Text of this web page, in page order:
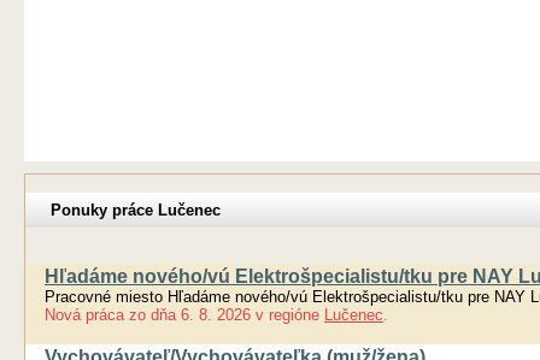
Ponuky práce Lučenec
Hľadáme nového/vú Elektrošpecialistu/tku pre NAY
Pracovné miesto Hľadáme nového/vú Elektrošpecialistu/tku pre NAY
Nová práca zo dňa 6. 8. 2026 v regióne Lučenec.